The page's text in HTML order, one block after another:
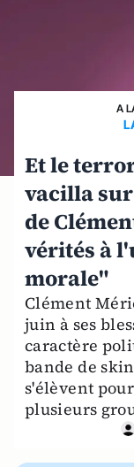
A
Et le
vacilla sur
de
vérités à
morale"
Clément
juin à ses
caractère
bande de
s'élèvent
plusieurs